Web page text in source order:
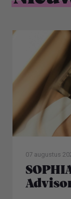
07 augustus